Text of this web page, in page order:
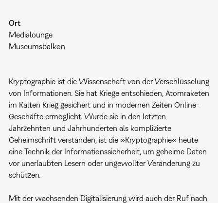
Ort
Medialounge
Museumsbalkon
Kryptographie ist die Wissenschaft von der Verschlüsselung
von Informationen. Sie hat Kriege entschieden, Atomraketen
im Kalten Krieg gesichert und in modernen Zeiten Online-
Geschäfte ermöglicht. Wurde sie in den letzten
Jahrzehnten und Jahrhunderten als komplizierte
Geheimschrift verstanden, ist die »Kryptographie« heute
eine Technik der Informationssicherheit, um geheime Daten
vor unerlaubten Lesern oder ungewollter Veränderung zu
schützen.
Mit der wachsenden Digitalisierung wird auch der Ruf nach